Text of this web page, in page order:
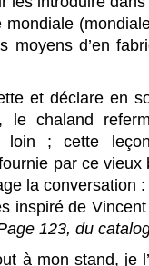
moyens d’en
et déclare en
le chaland
loin ; cette
par ce vieux
la conversation
inspiré de Vincent
123, du
à mon stand, je